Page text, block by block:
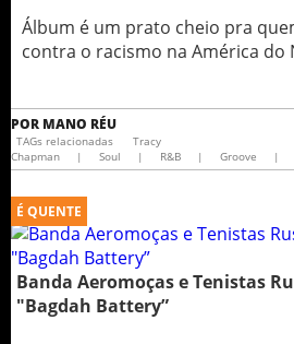
Álbum é um prato cheio pra
contra o racismo na América do
POR MANO RÉU
TAGs relacionadas
Tracy
Chapman
| Soul | R&B | Groove |
É QUENTE
Banda Aeromoças e Tenistas
"Bagdah Battery”